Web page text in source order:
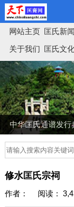
网站主页 匡氏新闻
关于我们 匡氏文
匡氏家谱
中华匡氏通谱发行
修水匡氏宗祠
作者： 阅读：